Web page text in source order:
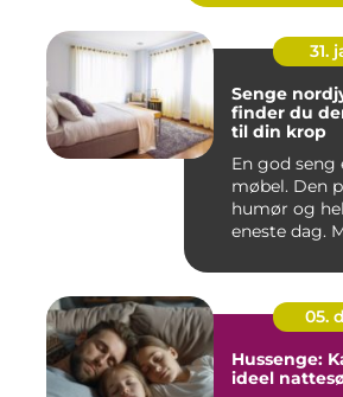
31.
Senge
finder du
til din krop
En god seng
møbel. Den
humør og
eneste dag.
05.
Hussenge:
ideel